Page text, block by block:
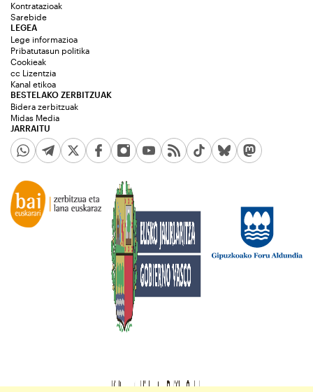
Kontratazioak
Sarebide
JARRAITU
LEGEA
Lege informazioa
Pribatutasun politika
Cookieak
cc Lizentzia
Kanal etikoa
BESTELAKO ZERBITZUAK
Bidera zerbitzuak
Midas Media